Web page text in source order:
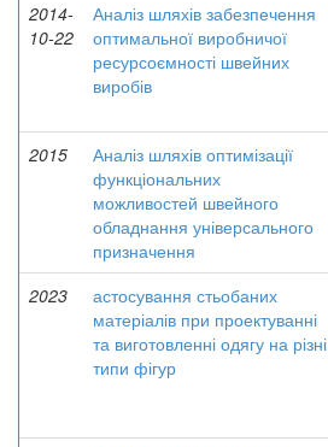
2014-
10-22
Аналіз шляхів забезпечення
оптимальної виробничої
ресурсоємності швейних
виробів
2015
Аналіз шляхів оптимізації
функціональних
можливостей швейного
обладнання універсального
призначення
2023
астосування стьобаних
матеріалів при проектуванні
та виготовленні одягу на різні
типи фігур